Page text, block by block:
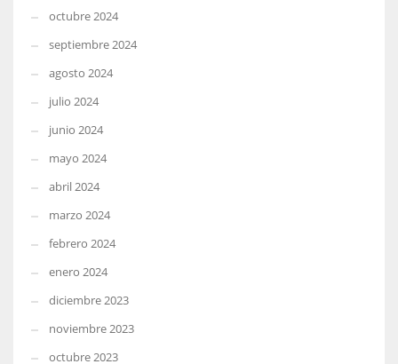
octubre 2024
septiembre 2024
agosto 2024
julio 2024
junio 2024
mayo 2024
abril 2024
marzo 2024
febrero 2024
enero 2024
diciembre 2023
noviembre 2023
octubre 2023